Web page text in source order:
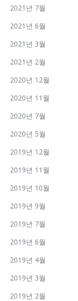
2021년 7월
2021년 6월
2021년 3월
2021년 2월
2020년 12월
2020년 11월
2020년 7월
2020년 5월
2019년 12월
2019년 11월
2019년 10월
2019년 9월
2019년 7월
2019년 6월
2019년 4월
2019년 3월
2019년 2월